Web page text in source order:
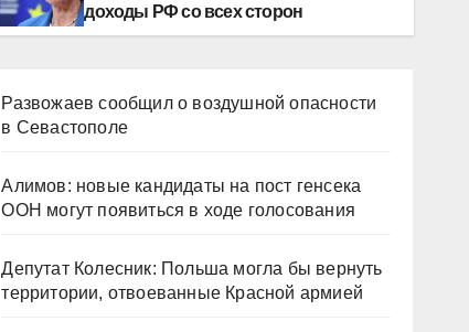
доходы РФ со всех сторон
Развожаев сообщил о воздушной опасности
в Севастополе
Алимов: новые кандидаты на пост генсека
ООН могут появиться в ходе голосования
Депутат Колесник: Польша могла бы вернуть
территории, отвоеванные Красной армией